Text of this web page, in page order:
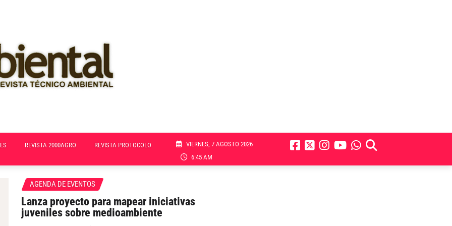
REVISTA 2000AGRO REVISTA PROTOCOLO
VIERNES, 7 AGOSTO 2026
6:45 AM
AGENDA DE EVENTOS
Lanza proyecto para mapear iniciativas
juveniles sobre medioambiente